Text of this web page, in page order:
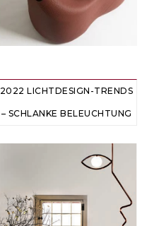
2022 LICHTDESIGN-TRENDS
– SCHLANKE BELEUCHTUNG